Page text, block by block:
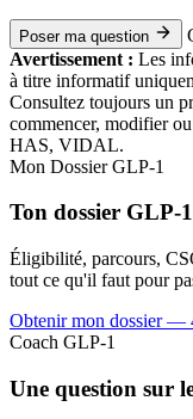
Poser ma question
Avertissement : Les
à titre informatif
Consultez toujours un
commencer, modifier
HAS, VIDAL.
Mon Dossier GLP-1
Ton dossier GLP-
Éligibilité, parcours,
tout ce qu'il faut pour
Obtenir mon dossier —
Coach GLP-1
Une question sur